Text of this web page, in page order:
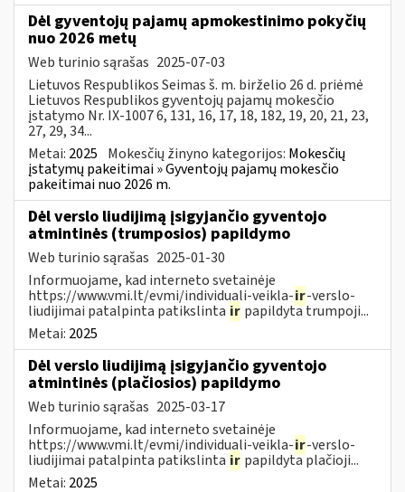
Dėl gyventojų pajamų apmokestinimo pokyčių
nuo 2026 metų
Web turinio sąrašas 2025-07-03
Lietuvos Respublikos Seimas š. m. birželio 26 d. priėmė
Lietuvos Respublikos gyventojų pajamų mokesčio
įstatymo Nr. IX-1007 6, 131, 16, 17, 18, 182, 19, 20, 21, 23,
27, 29, 34...
Metai: 2025 Mokesčių žinyno kategorijos: Mokesčių
įstatymų pakeitimai » Gyventojų pajamų mokesčio
pakeitimai nuo 2026 m.
Dėl verslo liudijimą įsigyjančio gyventojo
atmintinės (trumposios) papildymo
Web turinio sąrašas 2025-01-30
Informuojame, kad interneto svetainėje
https://www.vmi.lt/evmi/individuali-veikla-ir-verslo-
liudijimai patalpinta patikslinta ir papildyta trumpoji...
Metai: 2025
Dėl verslo liudijimą įsigyjančio gyventojo
atmintinės (plačiosios) papildymo
Web turinio sąrašas 2025-03-17
Informuojame, kad interneto svetainėje
https://www.vmi.lt/evmi/individuali-veikla-ir-verslo-
liudijimai patalpinta patikslinta ir papildyta plačioji...
Metai: 2025